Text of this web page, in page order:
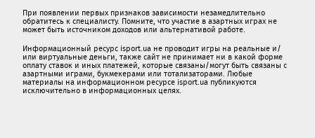
При появлении первых признаков зависимости незамедлительно
обратитесь к специалисту. Помните, что участие в азартных играх не
может быть источником доходов или альтернативой работе.
Информационный ресурс isport.ua не проводит игры на реальные и/
или виртуальные деньги, также сайт не принимает ни в какой форме
oплaту ставок и иных платежей, которые связаны/могут быть связаны c
азартными игрaми, букмекерами или тотализаторами. Любые
материалы на информационном ресурсе isport.ua публикуютcя
исключительно в информационных целях.